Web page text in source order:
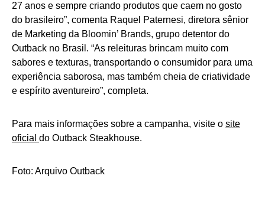
27 anos e sempre criando produtos que caem no gosto
do brasileiro”, comenta Raquel Paternesi, diretora sênior
de Marketing da Bloomin’ Brands, grupo detentor do
Outback no Brasil. “As releituras brincam muito com
sabores e texturas, transportando o consumidor para uma
experiência saborosa, mas também cheia de criatividade
e espírito aventureiro”, completa.
Para mais informações sobre a campanha, visite o site
oficial do Outback Steakhouse.
Foto: Arquivo Outback